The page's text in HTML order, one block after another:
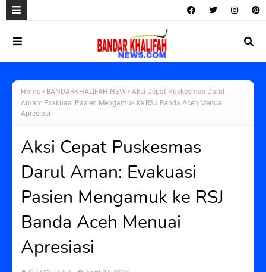
Home BANDARKHALIFAH NEW
Aksi Cepat Puskesmas Darul
Aman: Evakuasi Pasien Mengamuk ke RSJ Banda Aceh Menuai
Apresiasi
Aksi Cepat Puskesmas
Darul Aman: Evakuasi
Pasien Mengamuk ke RSJ
Banda Aceh Menuai
Apresiasi